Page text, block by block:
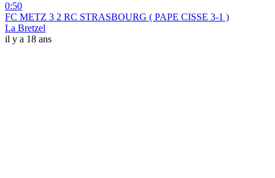
0:50
FC METZ 3 2 RC STRASBOURG ( PAPE CISSE 3-1 )
La Bretzel
il y a 18 ans